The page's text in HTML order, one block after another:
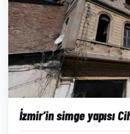
İzmir’in simge yapısı